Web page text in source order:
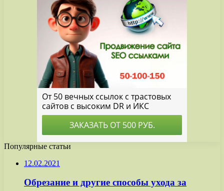
Популярные статьи
12.02.2021
Обрезание и другие способы ухода за